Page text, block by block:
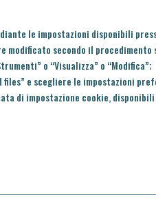
le impostazioni disponibili
modificato secondo il procedimento
o “Visualizza” o “Modifica”;
files” e scegliere le impostazioni
di impostazione cookie,